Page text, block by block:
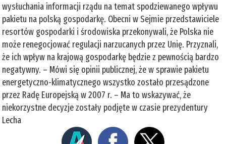
wysłuchania informacji rządu na temat spodziewanego wpływu
pakietu na polską gospodarkę. Obecni w Sejmie przedstawiciele
resortów gospodarki i środowiska przekonywali, że Polska nie
może renegocjować regulacji narzucanych przez Unię. Przyznali,
że ich wpływ na krajową gospodarkę będzie z pewnością bardzo
negatywny. – Mówi się opinii publicznej, że w sprawie pakietu
energetyczno-klimatycznego wszystko zostało przesądzone
przez Radę Europejską w 2007 r. – Ma to wskazywać, że
niekorzystne decyzje zostały podjęte w czasie prezydentury
Lecha